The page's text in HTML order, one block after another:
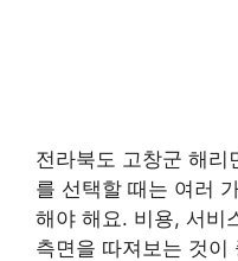
전라북도 고창군 해리
를 선택할 때는 여러
해야 해요. 비용, 서비
측면을 따져보는 것이